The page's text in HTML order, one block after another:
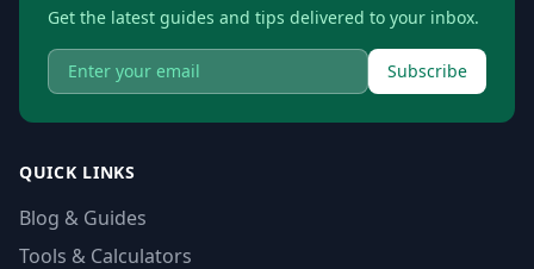
Get the latest guides and tips delivered to your inbox.
Subscribe
QUICK LINKS
Blog & Guides
Tools & Calculators